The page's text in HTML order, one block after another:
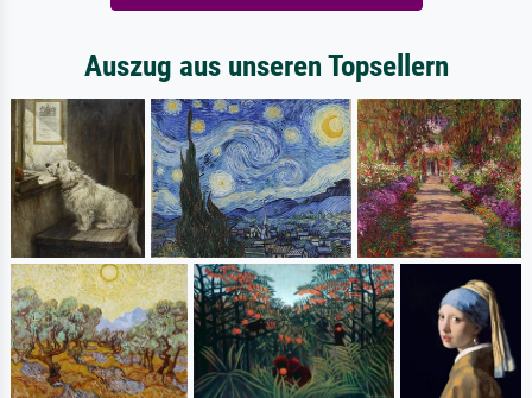
Auszug aus unseren Topsellern